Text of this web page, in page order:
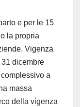
e per le 15
la propria
Vigenza
dicembre
a
massa
della vigenza